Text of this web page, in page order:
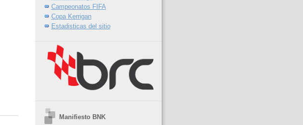
Campeonatos FIFA
Copa Kerrigan
Estadisticas del sitio
Manifiesto BNK